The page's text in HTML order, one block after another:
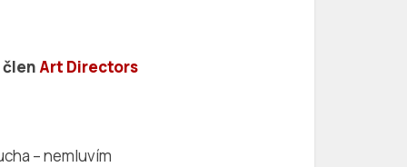
členArt Directors
– nemluvím